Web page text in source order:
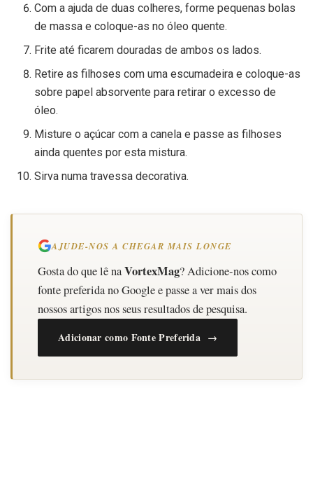
Com a ajuda de duas colheres, forme pequenas bolas
de massa e coloque-as no óleo quente.
Frite até ficarem douradas de ambos os lados.
Retire as filhoses com uma escumadeira e coloque-as
sobre papel absorvente para retirar o excesso de
óleo.
Misture o açúcar com a canela e passe as filhoses
ainda quentes por esta mistura.
Sirva numa travessa decorativa.
AJUDE-NOS A CHEGAR MAIS LONGE
Gosta do que lê naVortexMag? Adicione-nos como
fonte preferida no Google e passe a ver mais dos
nossos artigos nos seus resultados de pesquisa.
Adicionar como Fonte Preferida →